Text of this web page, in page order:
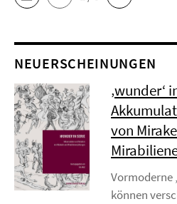
NEUERSCHEINUNGEN
‚wunder‘
von
Vormoderne
können